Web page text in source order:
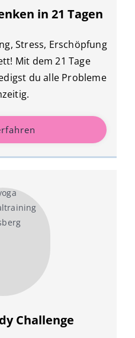
in 21 Tagen
Stress, Erschöpfung
Mit dem 21 Tage
du alle Probleme
Challenge